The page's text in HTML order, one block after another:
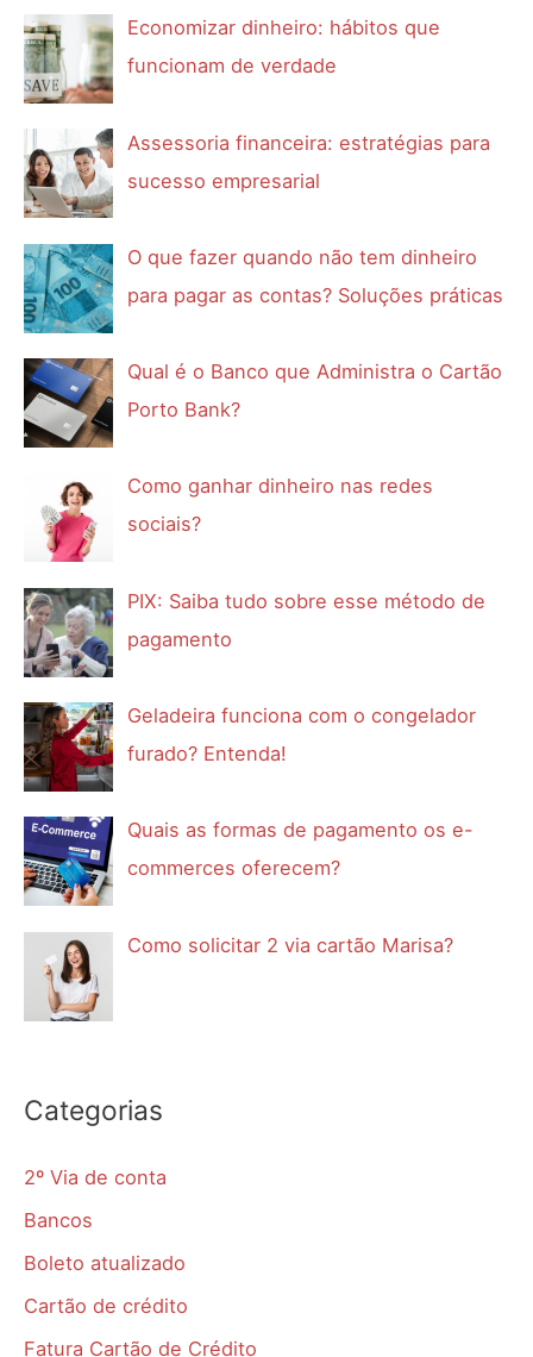
Economizar dinheiro: hábitos que
funcionam de verdade
Assessoria financeira: estratégias para
sucesso empresarial
O que fazer quando não tem dinheiro
para pagar as contas? Soluções práticas
Qual é o Banco que Administra o Cartão
Porto Bank?
Como ganhar dinheiro nas redes
sociais?
PIX: Saiba tudo sobre esse método de
pagamento
Geladeira funciona com o congelador
furado? Entenda!
Quais as formas de pagamento os e-
commerces oferecem?
Como solicitar 2 via cartão Marisa?
Categorias
2º Via de conta
Bancos
Boleto atualizado
Cartão de crédito
Fatura Cartão de Crédito